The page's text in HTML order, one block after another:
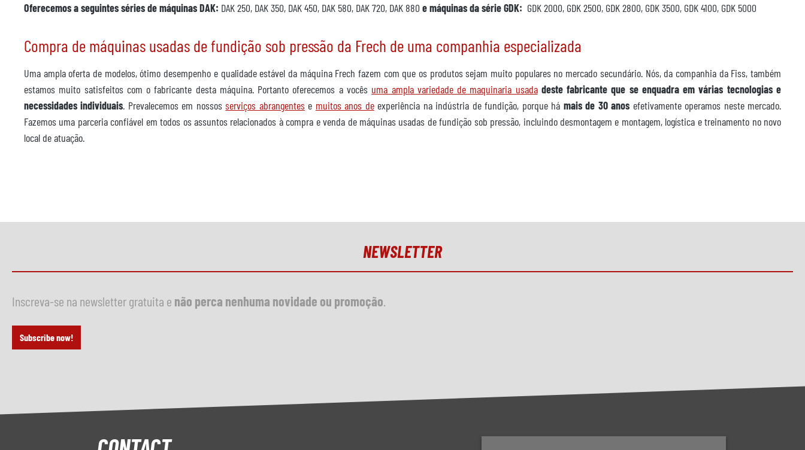
Oferecemos a seguintes séries de máquinas DAK: DAK 250, DAK 350, DAK 450, DAK 580, DAK 720, DAK 880 e máquinas da série GDK: GDK 2000, GDK 2500, GDK 2800, GDK 3500, GDK 4100, GDK 5000
Compra de máquinas usadas de fundição sob pressão da Frech de uma companhia especializada
Uma ampla oferta de modelos, ótimo desempenho e qualidade estável da máquina Frech fazem com que os produtos sejam muito populares no mercado secundário. Nós, da companhia da Fiss, também
estamos muito satisfeitos com o fabricante desta máquina. Portanto oferecemos a vocês uma ampla variedade de maquinaria usada deste fabricante que se enquadra em várias tecnologias e
necessidades individuais. Prevalecemos em nossosserviços abrangentese muitos anos deexperiência na indústria de fundição, porque há mais de 30 anos efetivamente operamos neste mercado.
Fazemos uma parceria confiável em todos os assuntos relacionados à compra e venda de máquinas usadas de fundição sob pressão, incluindo desmontagem e montagem, logística e treinamento no novo
local de atuação.
NEWSLETTER
Inscreva-se na newsletter gratuita e não perca nenhuma novidade ou promoção
Subscribe now!